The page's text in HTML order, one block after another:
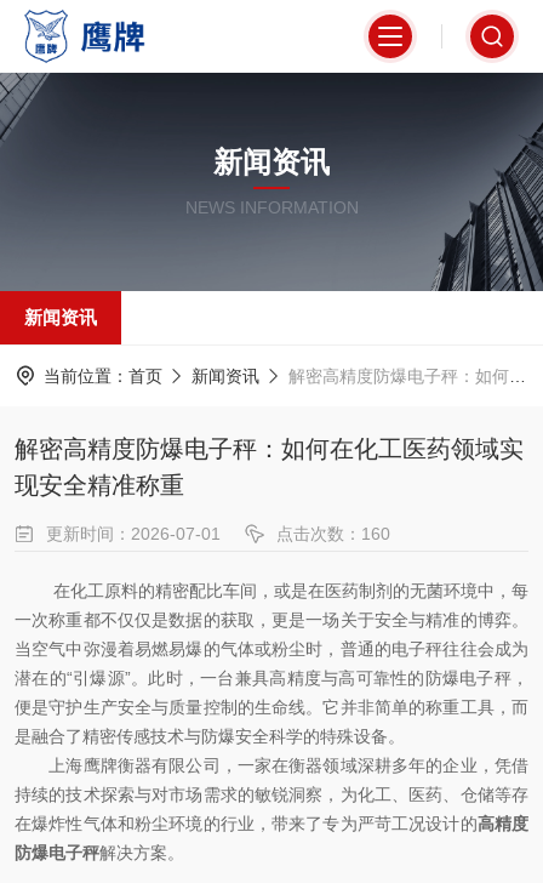
新闻资讯
NEWS INFORMATION
新闻资讯
当前位置： 首页 新闻资讯 解密高精度防爆电子秤：如何在化工医药领域实现安全精准称重
解密高精度防爆电子秤：如何在化工医药领域实
现安全精准称重
更新时间：2026-07-01 点击次数：160
在化工原料的精密配比车间，或是在医药制剂的无菌环境中，每
一次称重都不仅仅是数据的获取，更是一场关于安全与精准的博弈。
当空气中弥漫着易燃易爆的气体或粉尘时，普通的电子秤往往会成为
潜在的“引爆源”。此时，一台兼具高精度与高可靠性的防爆电子秤，
便是守护生产安全与质量控制的生命线。它并非简单的称重工具，而
是融合了精密传感技术与防爆安全科学的特殊设备。
上海鹰牌衡器有限公司，一家在衡器领域深耕多年的企业，凭借
持续的技术探索与对市场需求的敏锐洞察，为化工、医药、仓储等存
在爆炸性气体和粉尘环境的行业，带来了专为严苛工况设计的高精度
防爆电子秤解决方案。